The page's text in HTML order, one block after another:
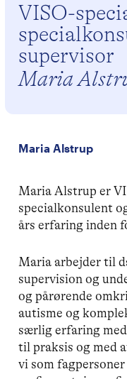
VISO-
supervisor
Maria
Maria Alstrup
Maria Alstrup er
specialkonsulent
års erfaring inden
Maria arbejder til
supervision og
og pårørende
autisme og
særlig erfaring
til praksis og med
vi som